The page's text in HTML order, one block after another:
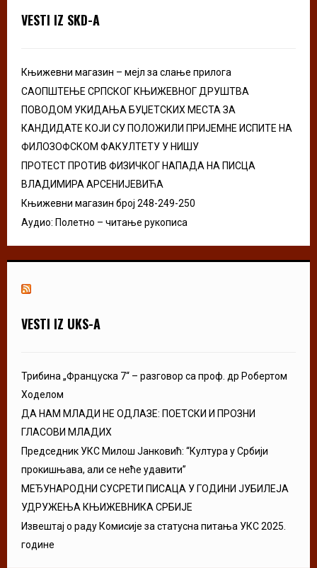
r
VESTI IZ SKD-A
Књижевни магазин – мејл за слање прилога
САОПШТЕЊЕ СРПСКОГ КЊИЖЕВНОГ ДРУШТВА
ПОВОДОМ УКИДАЊА БУЏЕТСКИХ МЕСТА ЗА
КАНДИДАТЕ КОЈИ СУ ПОЛОЖИЛИ ПРИЈЕМНЕ ИСПИТЕ НА
ФИЛОЗОФСКОМ ФАКУЛТЕТУ У НИШУ
ПРОТЕСТ ПРОТИВ ФИЗИЧКОГ НАПАДА НА ПИСЦА
ВЛАДИМИРА АРСЕНИЈЕВИЋА
Књижевни магазин број 248-249-250
Аудио: Полетно – читање рукописа
VESTI IZ UKS-A
Трибина „Француска 7“ – разговор са проф. др Робертом
Ходелом
ДА НАМ МЛАДИ НЕ ОДЛАЗЕ: ПОЕТСКИ И ПРОЗНИ
ГЛАСОВИ МЛАДИХ
Председник УКС Милош Јанковић: “Култура у Србији
прокишњава, али се неће удавити”
МЕЂУНАРОДНИ СУСРЕТИ ПИСАЦА У ГОДИНИ ЈУБИЛЕЈА
УДРУЖЕЊА КЊИЖЕВНИКА СРБИЈЕ
Извештај о раду Комисије за статусна питања УКС 2025.
године